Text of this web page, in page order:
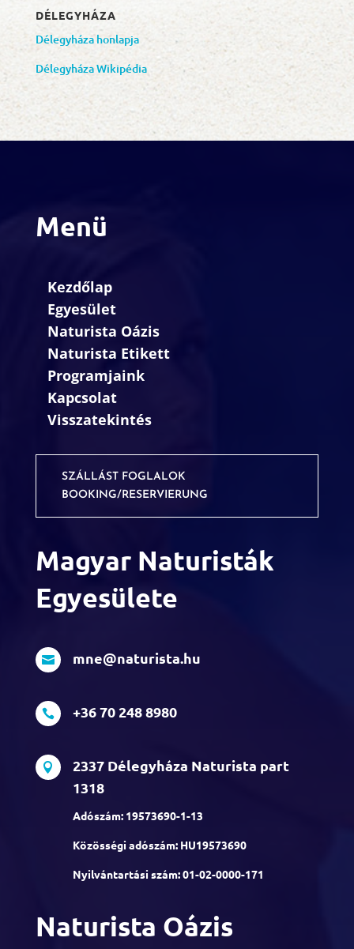
DÉLEGYHÁZA
Délegyháza honlapja
Délegyháza Wikipédia
Menü
Kezdőlap
Egyesület
Naturista Oázis
Naturista Etikett
Programjaink
Kapcsolat
Visszatekintés
SZÁLLÁST FOGLALOK
BOOKING/RESERVIERUNG
Magyar Naturisták
Egyesülete
 mne@naturista.hu
 +36 70 248 8980

2337 Délegyháza Naturista part
1318
Adószám: 19573690-1-13
Közösségi adószám: HU19573690
Nyilvántartási szám:01-02-0000-171
Naturista Oázis